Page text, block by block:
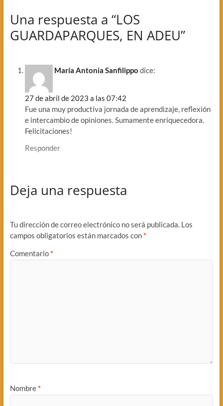
Una respuesta a “LOS
GUARDAPARQUES, EN ADEU”
María Antonia Sanfilippo dice:
27 de abril de 2023 a las 07:42
Fue una muy productiva jornada de aprendizaje, reflexión
e intercambio de opiniones. Sumamente enriquecedora.
Felicitaciones!
Responder
Deja una respuesta
Tu dirección de correo electrónico no será publicada. Los
campos obligatorios están marcados con *
Comentario *
Nombre *